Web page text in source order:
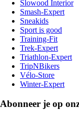
Slowood Interior
Smash-Expert
Sneakids
Sport is good
Training-Fit
Trek-Expert
Triathlon-Expert
TripNBikers
Vélo-Store
Winter-Expert
Abonneer je op